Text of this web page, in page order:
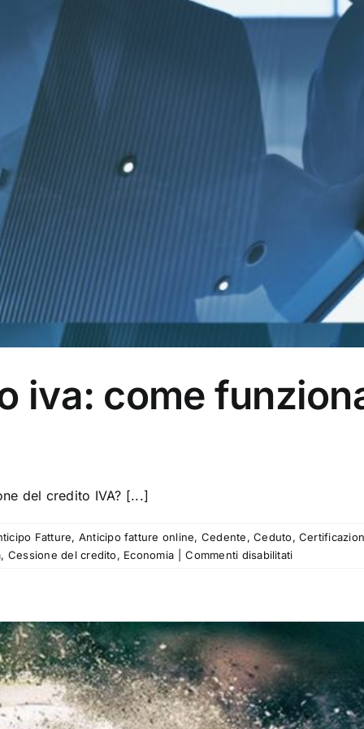
iva: come
del credito IVA? [...]
Fatture, Anticipo fatture online, Cedente,Ceduto,
, Cessione del credito, Economia Commenti disabilitatisu
come
vantaggi
a